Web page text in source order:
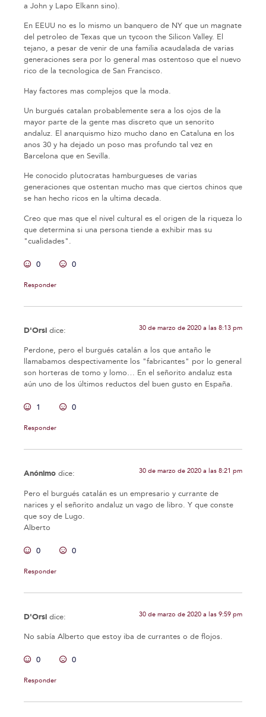
a John y Lapo Elkann sino).
En EEUU no es lo mismo un banquero de NY que un magnate
del petroleo de Texas que un tycoon the Silicon Valley. El
tejano, a pesar de venir de una familia acaudalada de varias
generaciones sera por lo general mas ostentoso que el nuevo
rico de la tecnologica de San Francisco.
Hay factores mas complejos que la moda.
Un burgués catalan probablemente sera a los ojos de la
mayor parte de la gente mas discreto que un senorito
andaluz. El anarquismo hizo mucho dano en Cataluna en los
anos 30 y ha dejado un poso mas profundo tal vez en
Barcelona que en Sevilla.
He conocido plutocratas hamburgueses de varias
generaciones que ostentan mucho mas que ciertos chinos que
se han hecho ricos en la ultima decada.
Creo que mas que el nivel cultural es el origen de la riqueza lo
que determina si una persona tiende a exhibir mas su
"cualidades".
0 0
Responder
D'Orsi dice: 30 de marzo de 2020 a las 8:13 pm
Perdone, pero el burgués catalán a los que antaño le
llamabamos despectivamente los "fabricantes" por lo general
son horteras de tomo y lomo… En el señorito andaluz esta
aún uno de los últimos reductos del buen gusto en España.
1 0
Responder
Anónimo dice: 30 de marzo de 2020 a las 8:21 pm
Pero el burgués catalán es un empresario y currante de
narices y el señorito andaluz un vago de libro. Y que conste
que soy de Lugo.
Alberto
0 0
Responder
D'Orsi dice: 30 de marzo de 2020 a las 9:59 pm
No sabía Alberto que estoy iba de currantes o de flojos.
0 0
Responder